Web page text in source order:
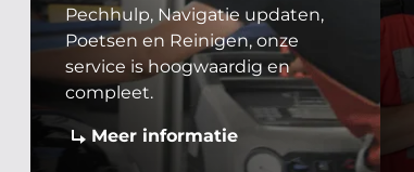
Pechhulp, Navigatie updaten,
Poetsen en Reinigen, onze
service is hoogwaardig en
compleet.
Meer informatie